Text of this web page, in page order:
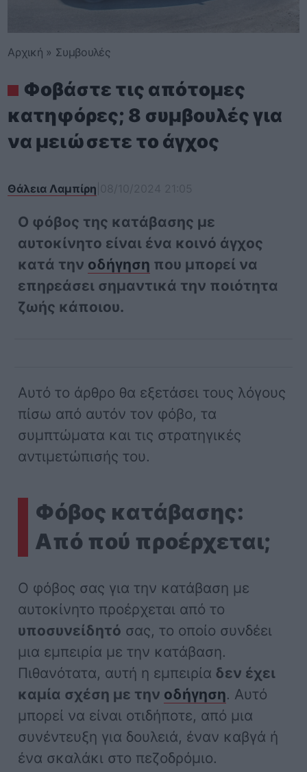
Αρχική » Συμβουλές
Φοβάστε τις απότομες
κατηφόρες; 8 συμβουλές για
να μειώσετε το άγχος
Θάλεια Λαμπίρη
Ο φόβος της κατάβασης με
αυτοκίνητο είναι ένα κοινό άγχος
κατά την οδήγηση που μπορεί να
επηρεάσει σημαντικά την ποιότητα
ζωής κάποιου.
Αυτό το άρθρο θα εξετάσει τους λόγους
πίσω από αυτόν τον φόβο, τα
συμπτώματα και τις στρατηγικές
αντιμετώπισής του.
Φόβος κατάβασης:
Από πού προέρχεται;
Ο φόβος σας για την κατάβαση με
αυτοκίνητο προέρχεται από το
υποσυνείδητό σας, το οποίο συνδέει
μια εμπειρία με την κατάβαση.
Πιθανότατα, αυτή η εμπειρία δεν έχει
καμία σχέση με την οδήγηση. Αυτό
μπορεί να είναι οτιδήποτε, από μια
συνέντευξη για δουλειά, έναν καβγά ή
ένα σκαλάκι στο πεζοδρόμιο.